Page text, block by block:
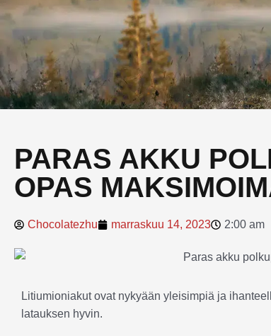
PARAS AKKU
OPAS
Chocolatezhu marraskuu 14, 2023 2:00 am
Litiumioniakut ovat nykyään yleisimpiä ja
latauksen hyvin.